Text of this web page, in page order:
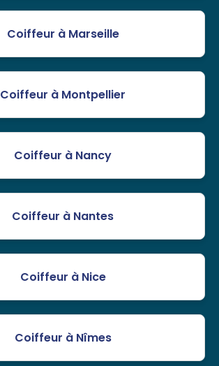
Coiffeur à Marseille
Coiffeur à Montpellier
Coiffeur à Nancy
Coiffeur à Nantes
Coiffeur à Nice
Coiffeur à Nîmes